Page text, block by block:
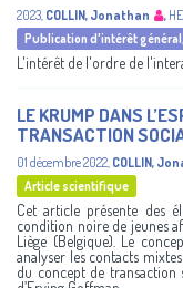
2023 COLLIN, Jonathan ,
Publication d'intérêt
L'intérêt de l'ordre de
LE KRUMP DANS
TRANSACTION
01 décembre 2022 COLLIN,
Article scientifique
Cet article présente des
condition noire de jeunes
Liège (Belgique). Le
analyser les contacts
du concept de